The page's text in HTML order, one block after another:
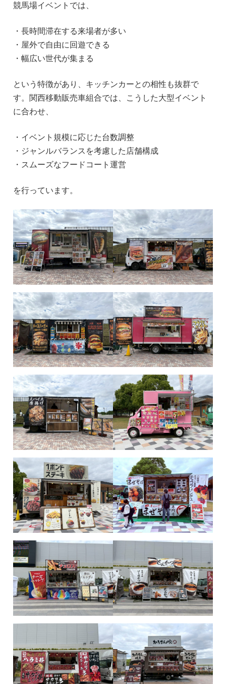
競馬場イベントでは、
・長時間滞在する来場者が多い
・屋外で自由に回遊できる
・幅広い世代が集まる
という特徴があり、キッチンカーとの相性も抜群で
す。関西移動販売車組合では、こうした大型イベント
に合わせ、
・イベント規模に応じた台数調整
・ジャンルバランスを考慮した店舗構成
・スムーズなフードコート運営
を行っています。